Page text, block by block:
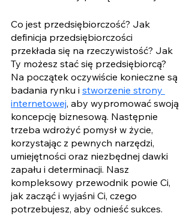
Co jest przedsiębiorczość? Jak
definicja przedsiębiorczości
przekłada się na rzeczywistość? Jak
Ty możesz stać się przedsiębiorcą?
Na początek oczywiście konieczne są
badania rynku i stworzenie strony
internetowej, aby wypromować swoją
koncepcję biznesową. Następnie
trzeba wdrożyć pomysł w życie,
korzystając z pewnych narzędzi,
umiejętności oraz niezbędnej dawki
zapału i determinacji. Nasz
kompleksowy przewodnik powie Ci,
jak zacząć i wyjaśni Ci, czego
potrzebujesz, aby odnieść sukces.